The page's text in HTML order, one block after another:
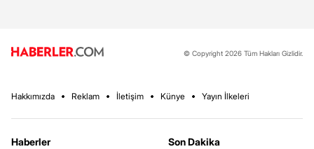
© Copyright 2026 Tüm Hakları Gizlidir.
Hakkımızda Reklam İletişim Künye Yayın İlkeleri
Haberler
Son Dakika